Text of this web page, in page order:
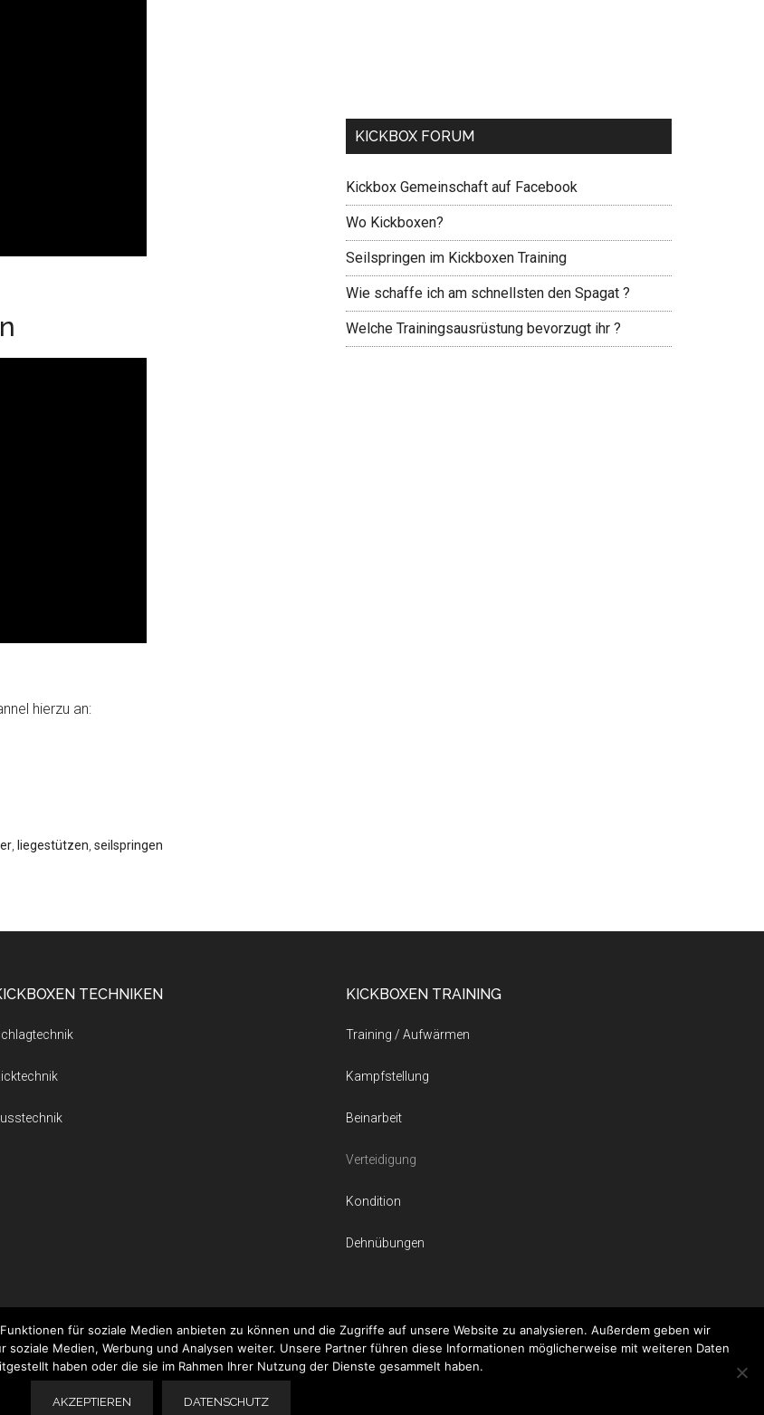
hierzu an:
liegestützen seilspringen
KICKBOX FORUM
Kickbox Gemeinschaft auf Facebook
Wo Kickboxen?
Seilspringen im Kickboxen Training
Wie schaffe ich am schnellsten den Spagat ?
Welche Trainingsausrüstung bevorzugt ihr ?
TECHNIKEN KICKBOXEN TRAINING
Training / Aufwärmen
Kampfstellung
Beinarbeit
Verteidigung
Kondition
Dehnübungen
von Kickboxing - Kickboxen Übungen - Kickboxen Techniken - Kickboxen lernen
für soziale Medien anbieten zu können und die Zugriffe auf unsere Website zu analysieren. Außerdem geben wir
Medien, Werbung und Analysen weiter. Unsere Partner führen diese Informationen möglicherweise mit weiteren Daten
haben oder die sie im Rahmen Ihrer Nutzung der Dienste gesammelt haben.
AKZEPTIEREN DATENSCHUTZ